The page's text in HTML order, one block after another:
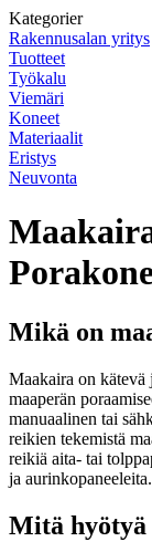
Kategorier
Rakennusalan yritys
Tuotteet
Työkalu
Viemäri
Koneet
Materiaalit
Eristys
Neuvonta
Mikä on
Maakaira on
maaperän
manuaalinen tai
reikien tekemistä
reikiä aita- tai
ja aurinkopaneeleita.
Mitä hyötyä